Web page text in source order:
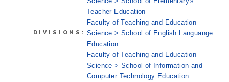
DIVISIONS:
Teacher Education
Faculty of Teaching and Education
Science > School of English Languange
Education
Faculty of Teaching and Education
Science > School of Information and
Computer Technology Education